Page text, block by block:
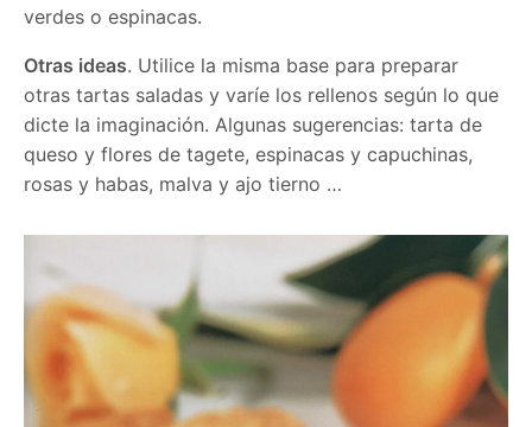
verdes o espinacas.
Otras ideas. Utilice la misma base para preparar
otras tartas saladas y varíe los rellenos según lo que
dicte la imaginación. Algunas sugerencias: tarta de
queso y flores de tagete, espinacas y capuchinas,
rosas y habas, malva y ajo tierno …